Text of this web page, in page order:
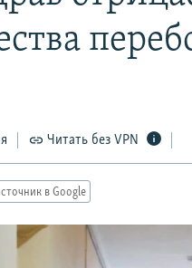
Читать без VPN
в Google